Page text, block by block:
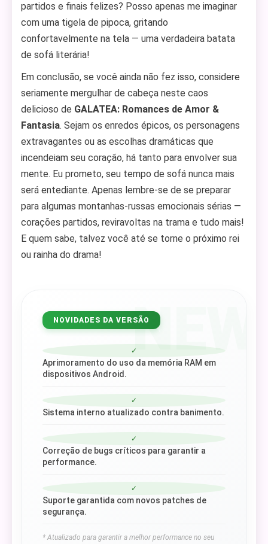
partidos e finais felizes? Posso apenas me imaginar
com uma tigela de pipoca, gritando
confortavelmente na tela — uma verdadeira batata
de sofá literária!
Em conclusão, se você ainda não fez isso, considere
seriamente mergulhar de cabeça neste caos
delicioso de GALATEA: Romances de Amor &
Fantasia. Sejam os enredos épicos, os personagens
extravagantes ou as escolhas dramáticas que
incendeiam seu coração, há tanto para envolver sua
mente. Eu prometo, seu tempo de sofá nunca mais
será entediante. Apenas lembre-se de se preparar
para algumas montanhas-russas emocionais sérias —
corações partidos, reviravoltas na trama e tudo mais!
E quem sabe, talvez você até se torne o próximo rei
ou rainha do drama!
NEW
NOVIDADES DA VERSÃO
✓
Aprimoramento do uso da memória RAM em
dispositivos Android.
✓
Sistema interno atualizado contra banimento.
✓
Correção de bugs críticos para garantir a
performance.
✓
Suporte garantida com novos patches de
segurança.
* Atualizado para garantir a melhor performance no seu